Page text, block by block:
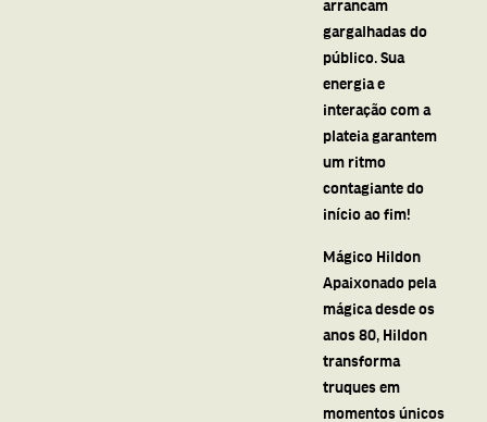
arrancam
gargalhadas do
público. Sua
energia e
interação com a
plateia garantem
um ritmo
contagiante do
início ao fim!
Mágico Hildon
Apaixonado pela
mágica desde os
anos 80, Hildon
transforma
truques em
momentos únicos